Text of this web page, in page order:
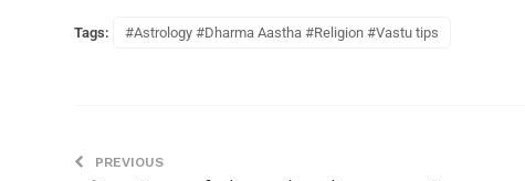
Tags: #Astrology #Dharma Aastha #Religion #Vastu tips
PREVIOUS